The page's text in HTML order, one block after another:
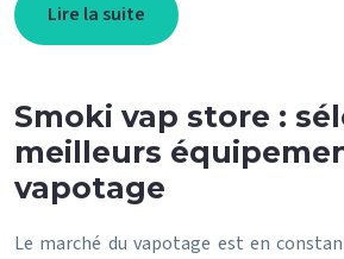
Lire la suite
Smoki vap store :
meilleurs
vapotage
Le marché du vapotage est en